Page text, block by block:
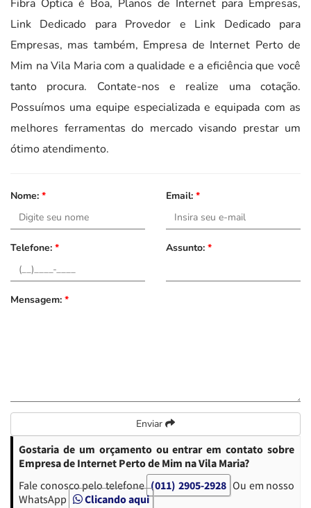
Fibra Óptica é Boa, Planos de Internet para Empresas,
Link Dedicado para Provedor e Link Dedicado para
Empresas, mas também, Empresa de Internet Perto de
Mim na Vila Maria com a qualidade e a eficiência que você
tanto procura. Contate-nos e realize uma cotação.
Possuímos uma equipe especializada e equipada com as
melhores ferramentas do mercado visando prestar um
ótimo atendimento.
Nome: * Email: *
Telefone: * Assunto: *
Mensagem: *
Enviar
Gostaria de um orçamento ou entrar em contato sobre
Empresa de Internet Perto de Mim na Vila Maria?
Fale conosco pelo telefone (011) 2905-2928 Ou em nosso
WhatsApp
Clicando aqui